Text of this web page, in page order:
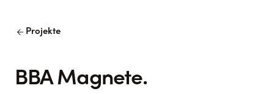
arrow_back Projekte
BBA Magnete.